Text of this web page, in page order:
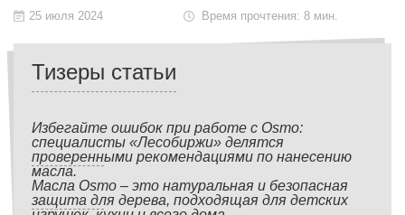
25 июля 2024 Время прочтения: 8 мин.
Тизеры статьи
Избегайте ошибок при работе с Osmo:
специалисты «Лесобиржи» делятся
проверенными рекомендациями по нанесению
масла.
Масла Osmo – это натуральная и безопасная
защита для дерева, подходящая для детских